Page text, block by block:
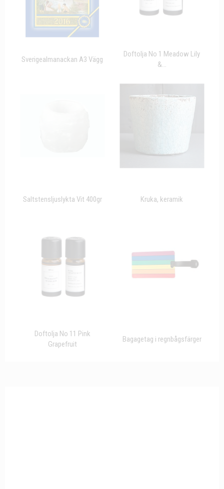
Sverigealmanackan A3 Vägg
Doftolja No 1 Meadow Lily
&...
Saltstensljuslykta Vit 400gr Kruka, keramik
Doftolja No 11 Pink
Grapefruit
Bagagetag i regnbågsfärger